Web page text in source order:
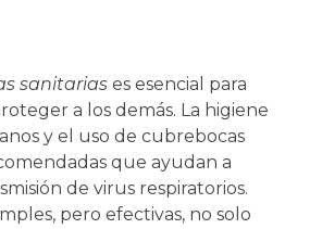
sanitarias es esencial para
a los demás. La higiene
y el uso de cubrebocas
que ayudan a
de virus respiratorios.
pero efectivas, no solo